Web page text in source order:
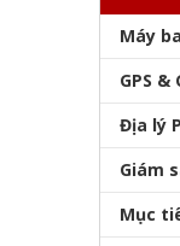
GPS &
Giám